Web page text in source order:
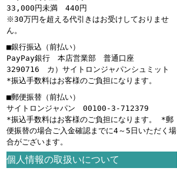
33,000円未満 440円
※30万円を超える代引きはお受けしておりませ
ん。
■銀行振込（前払い）
PayPay銀行 本店営業部 普通口座
3290716 カ）サイトロンジャパンシュミット
*振込手数料はお客様のご負担になります。
■郵便振替（前払い）
サイトロンジャパン 00100-3-712379
*振込手数料はお客様のご負担になります。 *郵
便振替の場合ご入金確認までに4～5日いただく場
合がございます。
個人情報の取扱いについて